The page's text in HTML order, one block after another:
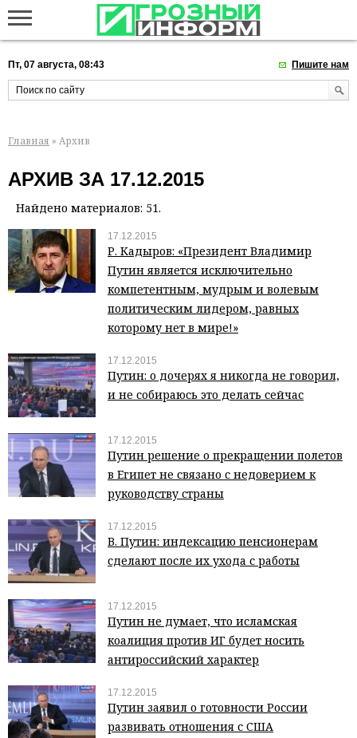
Пт, 07 августа, 08:43 Пишите нам
Главная » Архив
АРХИВ ЗА 17.12.2015
Найдено материалов: 51.
17.12.2015
Р. Кадыров: «Президент Владимир
Путин является исключительно
компетентным, мудрым и волевым
политическим лидером, равных
которому нет в мире!»
17.12.2015
Путин: о дочерях я никогда не говорил,
и не собираюсь это делать сейчас
17.12.2015
Путин решение о прекращении полетов
в Египет не связано с недоверием к
руководству страны
17.12.2015
В. Путин: индексацию пенсионерам
сделают после их ухода с работы
17.12.2015
Путин не думает, что исламская
коалиция против ИГ будет носить
антироссийский характер
17.12.2015
Путин заявил о готовности России
развивать отношения с США